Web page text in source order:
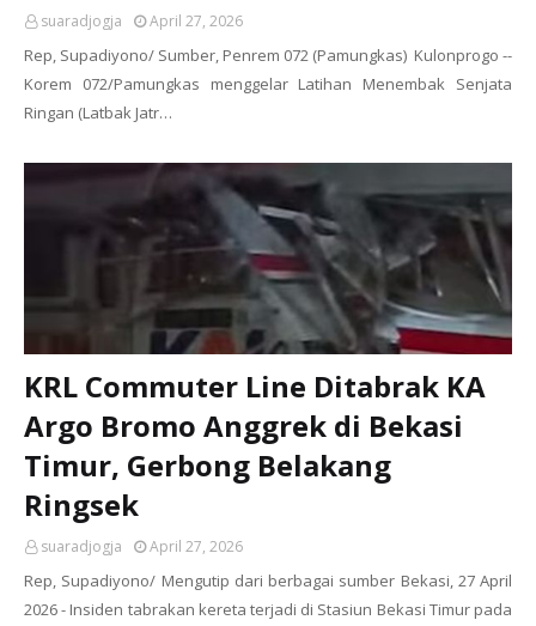
suaradjogja April 27, 2026
Rep, Supadiyono/ Sumber, Penrem 072 (Pamungkas) Kulonprogo --
Korem 072/Pamungkas menggelar Latihan Menembak Senjata
Ringan (Latbak Jatr…
KRL Commuter Line Ditabrak KA
Argo Bromo Anggrek di Bekasi
Timur, Gerbong Belakang
Ringsek
suaradjogja April 27, 2026
Rep, Supadiyono/ Mengutip dari berbagai sumber Bekasi, 27 April
2026 - Insiden tabrakan kereta terjadi di Stasiun Bekasi Timur pada